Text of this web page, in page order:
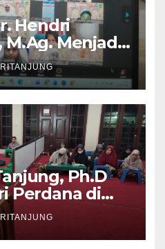
Hendri
M.Ag. Menjadi
Islamisasi
Kitab
Ph.D
Perdana di
Bumi